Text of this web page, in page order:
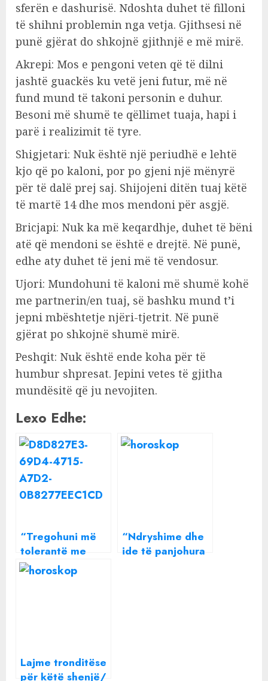
sferën e dashurisë. Ndoshta duhet të filloni
të shihni problemin nga vetja. Gjithsesi në
punë gjërat do shkojnë gjithnjë e më mirë.
Akrepi: Mos e pengoni veten që të dilni
jashtë guackës ku vetë jeni futur, më në
fund mund të takoni personin e duhur.
Besoni më shumë te qëllimet tuaja, hapi i
parë i realizimit të tyre.
Shigjetari: Nuk është një periudhë e lehtë
kjo që po kaloni, por po gjeni një mënyrë
për të dalë prej saj. Shijojeni ditën tuaj këtë
të martë 14 dhe mos mendoni për asgjë.
Bricjapi: Nuk ka më keqardhje, duhet të bëni
atë që mendoni se është e drejtë. Në punë,
edhe aty duhet të jeni më të vendosur.
Ujori: Mundohuni të kaloni më shumë kohë
me partnerin/en tuaj, së bashku mund t’i
jepni mbështetje njëri-tjetrit. Në punë
gjërat po shkojnë shumë mirë.
Peshqit: Nuk është ende koha për të
humbur shpresat. Jepini vetes të gjitha
mundësitë që ju nevojiten.
Lexo Edhe:
“Tregohuni më
tolerantë me
partnerin”/ Ky
është horoskopi
“Ndryshime dhe
ide të panjohura
Lajme tronditëse
për këtë shenjë/